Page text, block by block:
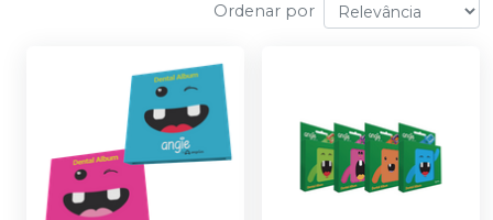
Ordenar por